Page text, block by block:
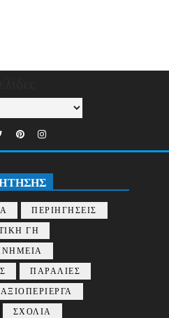
ΠΕΡΙΗΓΗΣΕΙΣ
ΓΗ
ΠΑΡΑΛΙΕΣ
ΑΞΙΟΠΕΡΙΕΡΓΑ
ΣΧΟΛΙΑ